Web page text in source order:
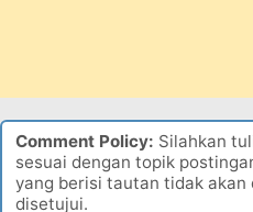
Comment Policy: Silahkan
sesuai dengan topik
yang berisi tautan tidak akan
disetujui.